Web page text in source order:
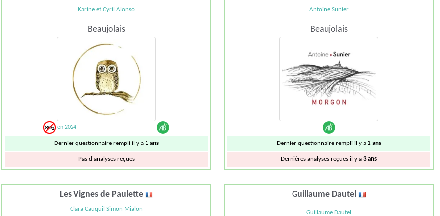
Karine et Cyril Alonso
Beaujolais
en 2024
Dernier questionnaire rempli il y a 1 ans
Pas d'analyses reçues
Antoine Sunier
Beaujolais
Dernier questionnaire rempli il y a 1 ans
Dernières analyses reçues il y a 3 ans
Les Vignes de Paulette
Clara Cauquil Simon Mialon
Guillaume Dautel
Guillaume Dautel